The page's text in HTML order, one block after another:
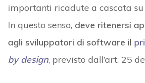
importanti ricadute a cascata
In questo senso, deve ritenersi
agli sviluppatori di software il
by design, previsto dall’art. 25